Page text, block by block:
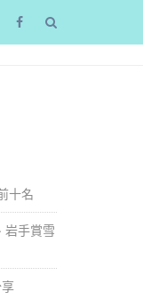
十名
岩手賞雪